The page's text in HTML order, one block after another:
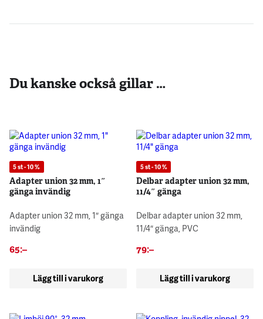
Du kanske också gillar …
5 st - 10 %
Adapter union 32 mm, 1″
gänga invändig
Adapter union 32 mm, 1″ gänga
invändig
65:–
Lägg till i varukorg
5 st - 10 %
Delbar adapter union 32 mm,
11/4″ gänga
Delbar adapter union 32 mm,
11/4″ gänga, PVC
79:–
Lägg till i varukorg